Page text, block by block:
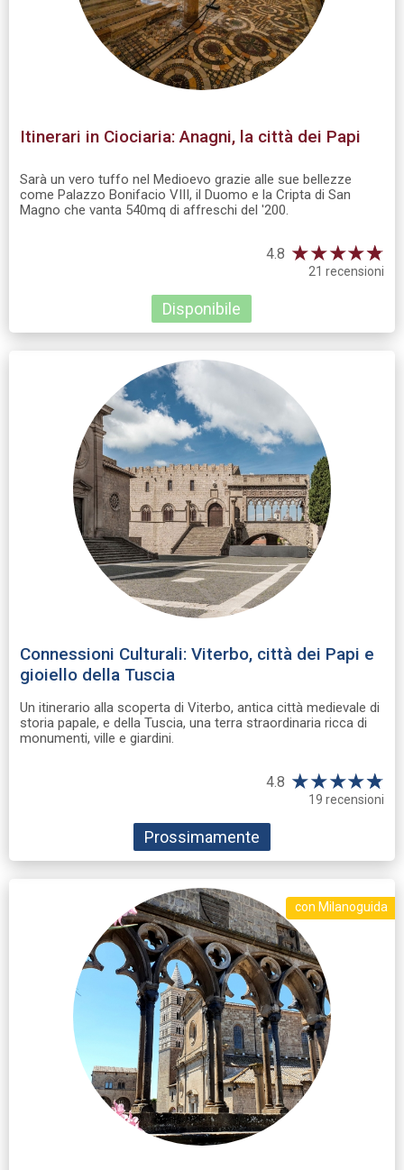
Itinerari in Ciociaria: Anagni, la città dei Papi
Sarà un vero tuffo nel Medioevo grazie alle sue bellezze
come Palazzo Bonifacio VIII, il Duomo e la Cripta di San
Magno che vanta 540mq di affreschi del '200.
4.8 ★★★★☆
★
21 recensioni
Disponibile
Connessioni Culturali: Viterbo, città dei Papi e
gioiello della Tuscia
Un itinerario alla scoperta di Viterbo, antica città medievale di
storia papale, e della Tuscia, una terra straordinaria ricca di
monumenti, ville e giardini.
4.8 ★★★★☆
★
19 recensioni
Prossimamente
con Milanoguida